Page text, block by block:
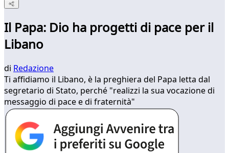
Il Papa: Dio ha progetti di pace per il
Libano
di Redazione
Ti affidiamo il Libano, è la preghiera del Papa letta dal
segretario di Stato, perché "realizzi la sua vocazione di
messaggio di pace e di fraternità"